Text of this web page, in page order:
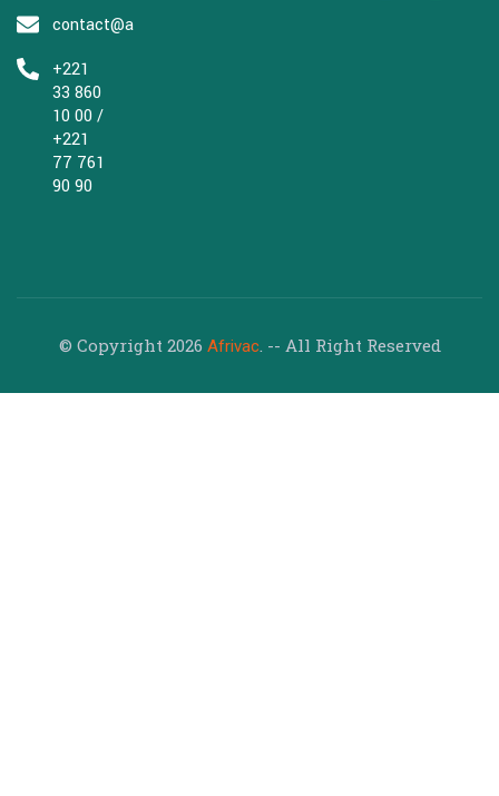
contact@afrivac.org
+221
33 860
10 00 /
+221
77 761
90 90
© Copyright 2026 Afrivac. -- All Right Reserved